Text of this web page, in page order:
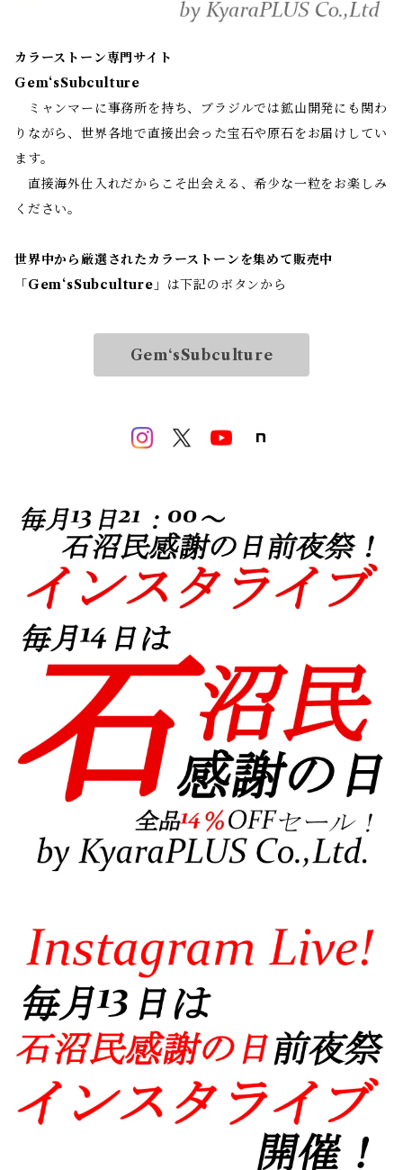
カラーストーン専門サイト
Gem‘sSubculture
ミャンマーに事務所を持ち、ブラジルでは鉱山開発にも関わ
りながら、世界各地で直接出会った宝石や原石をお届けしてい
ます。
直接海外仕入れだからこそ出会える、希少な一粒をお楽しみ
ください。
世界中から厳選されたカラーストーンを集めて販売中
「 Gem‘sSubculture 」は下記のボタンから
Gem‘sSubculture